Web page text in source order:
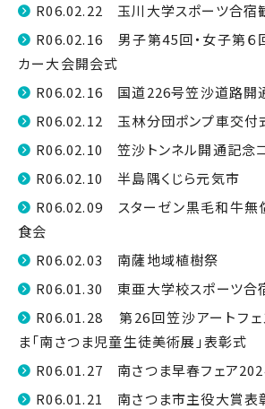
R06.02.22 玉川大学スポーツ合宿
R06.02.16 男子第45回・女子第６
カー大会開会式
R06.02.16 国道226号笠沙道路開
R06.02.12 玉林分団ポンプ車交付
R06.02.10 笠沙トンネル開通記念
R06.02.10 半島隅くじら元気市
R06.02.09 スターゼン黒毛和牛無
食会
R06.02.03 南薩地域植樹祭
R06.01.30 東亜大学校スポーツ合
R06.01.28 第26回笠沙アートフェ
ま「南さつま児童生徒美術展」表彰式
R06.01.27 南さつま早春フェア
R06.01.21 南さつま市主役大賞表